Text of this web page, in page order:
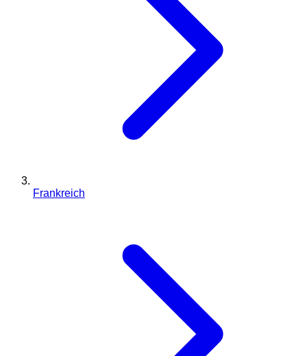
Frankreich